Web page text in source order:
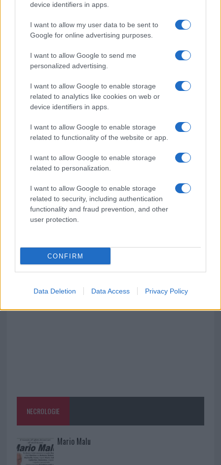
device identifiers in apps.
I want to allow my user data to be sent to
Google for online advertising purposes.
I want to allow Google to send me
personalized advertising.
I want to allow Google to enable storage
related to analytics like cookies on web or
device identifiers in apps.
I want to allow Google to enable storage
related to functionality of the website or app.
I want to allow Google to enable storage
related to personalization.
I want to allow Google to enable storage
related to security, including authentication
functionality and fraud prevention, and other
user protection.
CONFIRM
Data Deletion Data Access Privacy Policy
Le previsioni meteo per il weekend a Olbia e in
Gallura
Michelle Hunziker in Gallura, bella anche dal
Calangianus, dopo le polemiche il centro
esplode la protesta
Pausa caffè impeccabile: come scegliere la
soluzione ideale per la casa e l’ufficio
Raid nelle campagne di Berchidda, rischio per
la rete elettrica
NECROLOGIE
Mario Malu